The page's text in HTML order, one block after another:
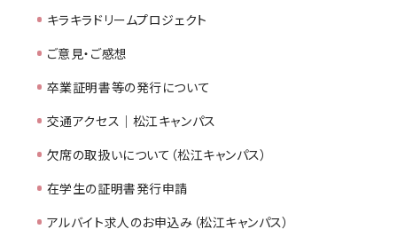
キラキラドリームプロジェクト
ご意見・ご感想
卒業証明書等の発行について
交通アクセス｜松江キャンパス
欠席の取扱いについて（松江キャンパス）
在学生の証明書発行申請
アルバイト求人のお申込み（松江キャンパス）